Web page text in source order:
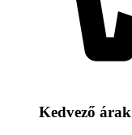
Kedvező árak